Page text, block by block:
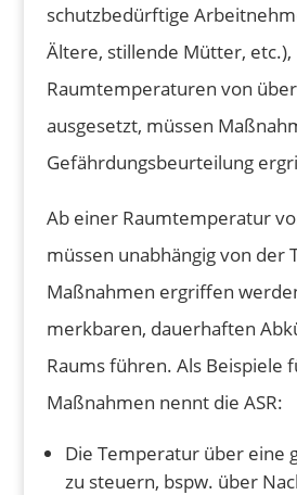
schutzbedürftige
Ältere, stillende Mütter, etc.),
Raumtemperaturen von über
ausgesetzt, müssen
Gefährdungsbeurteilung
Ab einer Raumtemperatur
müssen unabhängig von der
Maßnahmen ergriffen
merkbaren, dauerhaften
Raums führen. Als Beispiele
Maßnahmen nennt die ASR:
Die Temperatur über eine
zu steuern, bspw. über